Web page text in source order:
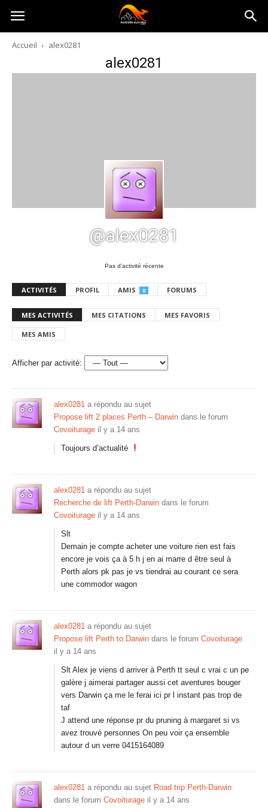
Australia-
australie.com
Accueil alex0281
alex0281
@alex0281
Pas d’activité récente
ACTIVITÉS PROFIL AMIS 0 FORUMS
MES ACTIVITÉS MES CITATIONS MES FAVORIS
MES AMIS
Afficher par activité:
alex0281 a répondu au sujet
Propose lift 2 places Perth – Darwin dans le forum
Covoiturage il y a 14 ans
Toujours d’actualité
alex0281 a répondu au sujet
Recherche de lift Perth-Darwin dans le forum
Covoiturage il y a 14 ans
Slt
Demain je compte acheter une voiture rien est fais
encore je vois ça à 5 h j en ai marre d être seul à
Perth alors pk pas je vs tiendrai au courant ce sera
une commodor wagon
alex0281 a répondu au sujet
Propose lift Perth to Darwin dans le forum Covoiturage
il y a 14 ans
Slt Alex je viens d arriver à Perth tt seul c vrai c un pe
galère j aimerai partager aussi cet aventures bouger
vers Darwin ça me le ferai ici pr l instant pas trop de
taf
J attend une réponse pr du pruning à margaret si vs
avez trouvé personnes On peu voir ça ensemble
autour d un verre 0415164089
alex0281 a répondu au sujet Road trip Perth-Darwin
dans le forum Covoiturage il y a 14 ans